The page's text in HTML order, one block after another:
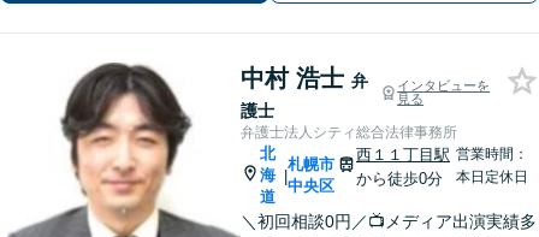
中村 浩士 弁
護士
インタビューを
見る
弁護士法人シティ総合法律事務所
北
海
道
|
札幌市
中央区
西１１丁目駅
から徒歩0分
営業時間：
本日定休日
＼初回相談0円／📺メディア出演実績多